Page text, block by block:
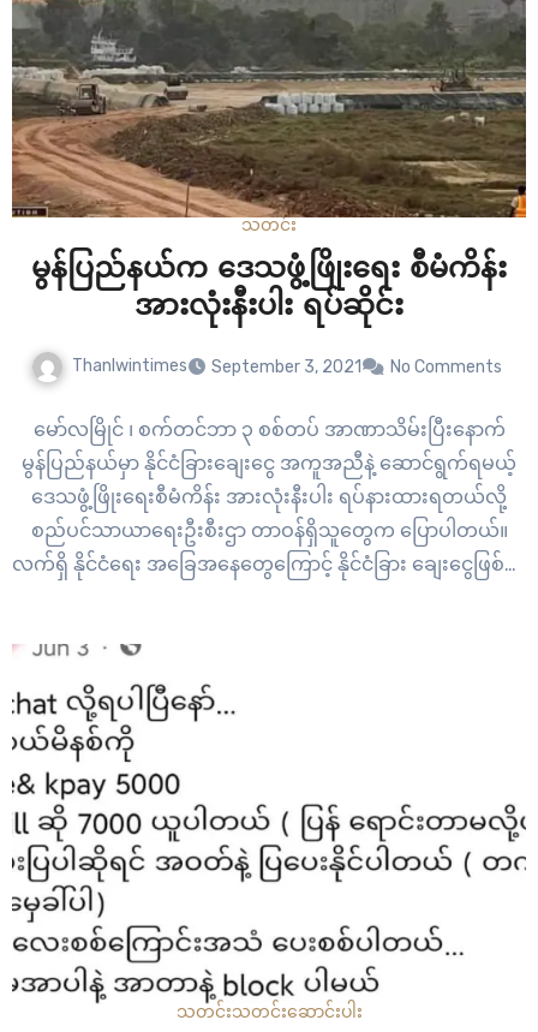
သတင်း
မွန်ပြည်နယ်က ဒေသဖွံ့ဖြိုးရေး စီမံကိန်း
အားလုံးနီးပါး ရပ်ဆိုင်း
Thanlwintimes September 3, 2021 No Comments
မော်လမြိုင် ၊ စက်တင်ဘာ ၃ စစ်တပ် အာဏာသိမ်းပြီးနောက်
မွန်ပြည်နယ်မှာ နိုင်ငံခြားချေးငွေ အကူအညီနဲ့ ဆောင်ရွက်ရမယ့်
ဒေသဖွံ့ဖြိုးရေးစီမံကိန်း အားလုံးနီးပါး ရပ်နားထားရတယ်လို့
စည်ပင်သာယာရေးဦးစီးဌာ တာဝန်ရှိသူတွေက ပြောပါတယ်။
လက်ရှိ နိုင်ငံရေး အခြေအနေတွေကြောင့် နိုင်ငံခြား ချေးငွေဖြစ်တဲ့
သတင်းသတင်းဆောင်းပါး